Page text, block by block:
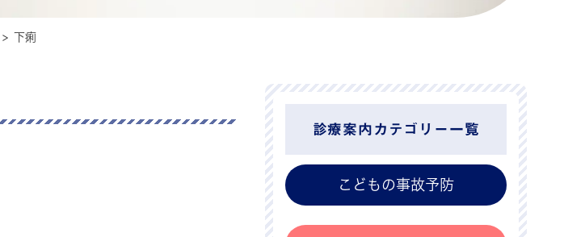
> 下痢
診療案内カテゴリー一覧
こどもの事故予防